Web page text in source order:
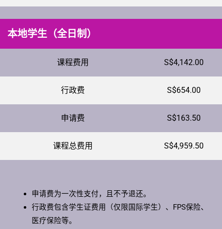
本地学生（全日制）
课程费用 S$4,142.00
行政费 S$654.00
申请费 S$163.50
课程总费用 S$4,959.50
申请费为一次性支付，且不予退还。
行政费包含学生证费用（仅限国际学生）、FPS保险、
医疗保险等。